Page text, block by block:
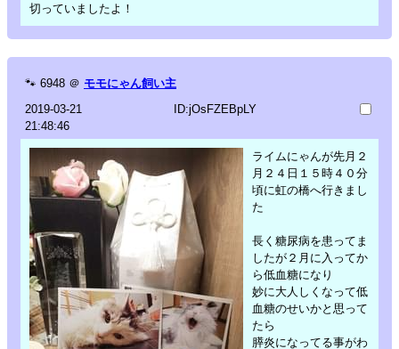
切っていましたよ！
🐾 6948 ＠ モモにゃん飼い主
2019-03-21
21:48:46
ID:jOsFZEBpLY
ライムにゃんが先月２
月２４日１５時４０分
頃に虹の橋へ行きまし
た
長く糖尿病を患ってま
したが２月に入ってか
ら低血糖になり
妙に大人しくなって低
血糖のせいかと思って
たら
膵炎になってる事がわ